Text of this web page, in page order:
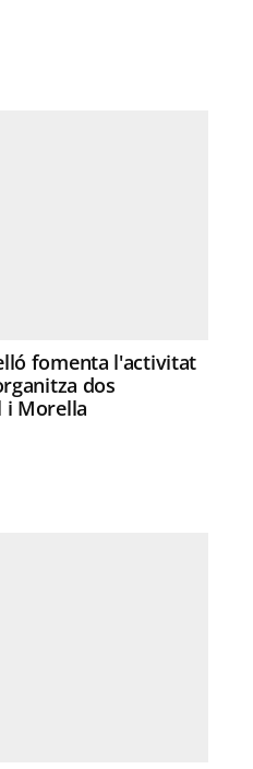
fomenta l'activitat
dos
i Morella